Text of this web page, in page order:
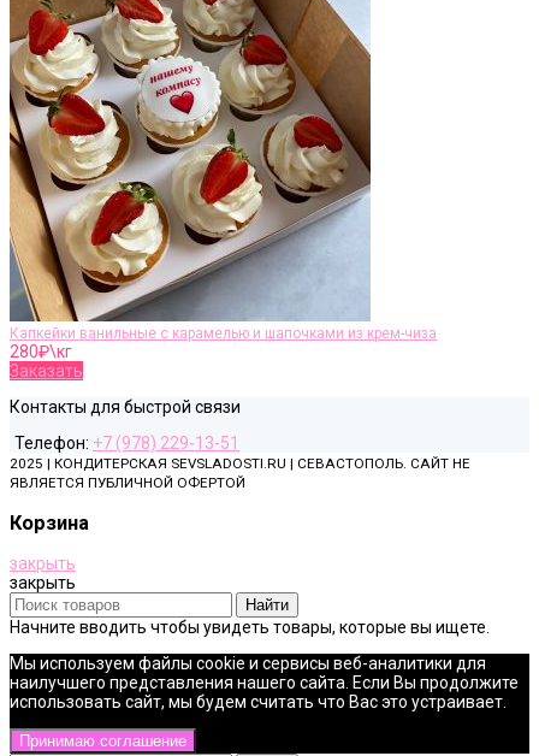
Капкейки ванильные с карамелью и шапочками из крем-чиза
280₽\кг
Заказать
Контакты для быстрой связи
Телефон: +7 (978) 229-13-51
2025 | КОНДИТЕРСКАЯ SEVSLADOSTI.RU | СЕВАСТОПОЛЬ. САЙТ НЕ
ЯВЛЯЕТСЯ ПУБЛИЧНОЙ ОФЕРТОЙ
Корзина
закрыть
закрыть
Найти
Начните вводить чтобы увидеть товары, которые вы ищете.
Мы используем файлы cookie и сервисы веб-аналитики для
наилучшего представления нашего сайта. Если Вы продолжите
использовать сайт, мы будем считать что Вас это устраивает.
Принимаю соглашение